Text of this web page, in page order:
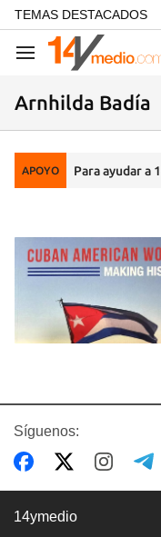
common.go-to-content
TEMAS DESTACADOS
Navegación
Arnhilda Badía
APOYO Para ayudar a
Síguenos:
14ymedio